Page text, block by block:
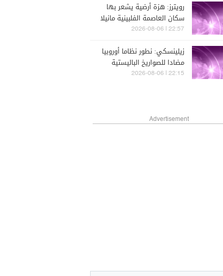
على إحدى دوله خلال السنوات
المقبلة
رويترز: هزة أرضية يشعر بها
سكان العاصمة الفلبينية مانيلا
22:57 | 2026-08-06
زيلينسكي: نطور نظاما أوروبيا
مضادا للصواريخ الباليستية
كبديل لـ "الباتريوت"
22:15 | 2026-08-06
Advertisement